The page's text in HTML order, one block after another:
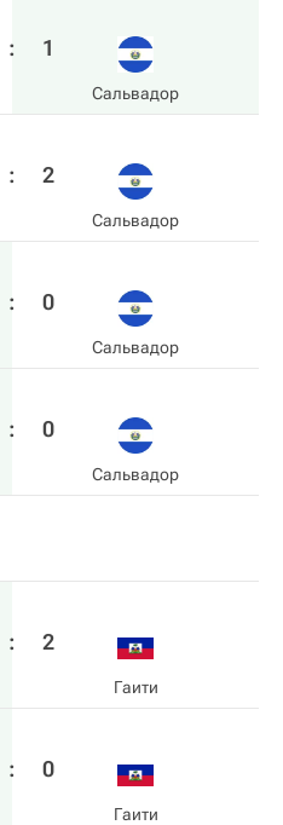
: 1
Сальвадор
: 2
Сальвадор
: 0
Сальвадор
: 0
Сальвадор
: 2
Гаити
: 0
Гаити